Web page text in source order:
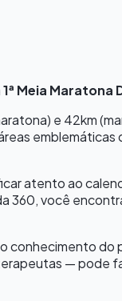
1ª Meia Maratona
e 42km
emblemáticas
atento ao
você
conhecimento
— pode